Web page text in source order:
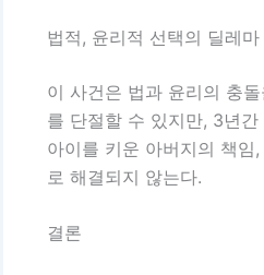
법적, 윤리적 선택의 딜레마
이 사건은 법과 윤리의 충
를 단절할 수 있지만, 3년
아이를 키운 아버지의 책임
로 해결되지 않는다.
결론